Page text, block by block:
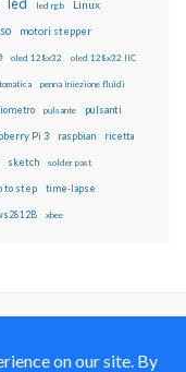
led led rgb Linux
motori stepper
oled 128x32 oled 128x32 IIC
penna iniezione fluidi
pulsante pulsanti
Pi 3 raspbian ricetta
sketch solder past
to step time-lapse
xbee
commercial Share